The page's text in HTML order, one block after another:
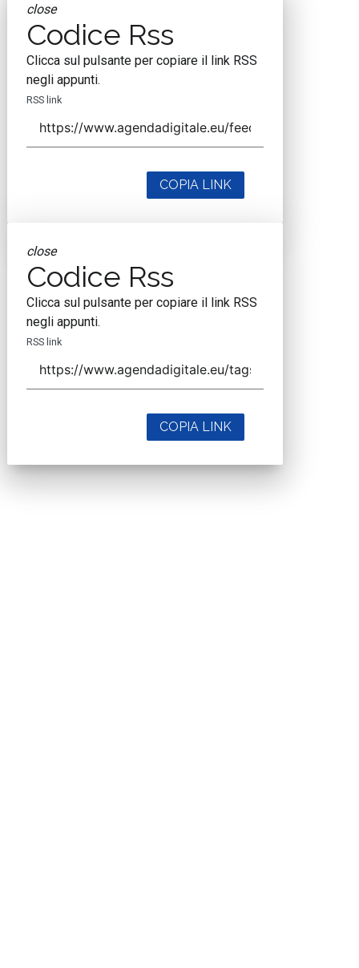
close
Codice Rss
Clicca sul pulsante per copiare il link RSS
negli appunti.
RSS link
COPIA LINK
close
Codice Rss
Clicca sul pulsante per copiare il link RSS
negli appunti.
RSS link
COPIA LINK